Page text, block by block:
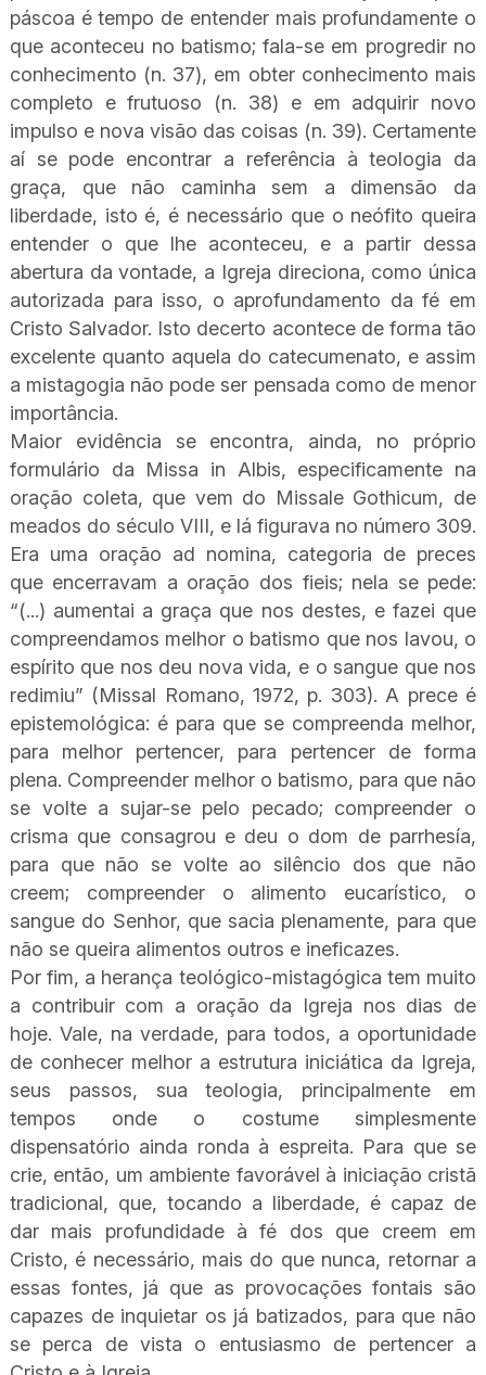
páscoa é tempo de entender mais profundamente o
que aconteceu no batismo; fala-se em progredir no
conhecimento (n. 37), em obter conhecimento mais
completo e frutuoso (n. 38) e em adquirir novo
impulso e nova visão das coisas (n. 39). Certamente
aí se pode encontrar a referência à teologia da
graça, que não caminha sem a dimensão da
liberdade, isto é, é necessário que o neófito queira
entender o que lhe aconteceu, e a partir dessa
abertura da vontade, a Igreja direciona, como única
autorizada para isso, o aprofundamento da fé em
Cristo Salvador. Isto decerto acontece de forma tão
excelente quanto aquela do catecumenato, e assim
a mistagogia não pode ser pensada como de menor
importância.
Maior evidência se encontra, ainda, no próprio
formulário da Missa in Albis, especificamente na
oração coleta, que vem do Missale Gothicum, de
meados do século VIII, e lá figurava no número 309.
Era uma oração ad nomina, categoria de preces
que encerravam a oração dos fieis; nela se pede:
“(...) aumentai a graça que nos destes, e fazei que
compreendamos melhor o batismo que nos lavou, o
espírito que nos deu nova vida, e o sangue que nos
redimiu” (Missal Romano, 1972, p. 303). A prece é
epistemológica: é para que se compreenda melhor,
para melhor pertencer, para pertencer de forma
plena. Compreender melhor o batismo, para que não
se volte a sujar-se pelo pecado; compreender o
crisma que consagrou e deu o dom de parrhesía,
para que não se volte ao silêncio dos que não
creem; compreender o alimento eucarístico, o
sangue do Senhor, que sacia plenamente, para que
não se queira alimentos outros e ineficazes.
Por fim, a herança teológico-mistagógica tem muito
a contribuir com a oração da Igreja nos dias de
hoje. Vale, na verdade, para todos, a oportunidade
de conhecer melhor a estrutura iniciática da Igreja,
seus passos, sua teologia, principalmente em
tempos onde o costume simplesmente
dispensatório ainda ronda à espreita. Para que se
crie, então, um ambiente favorável à iniciação cristã
tradicional, que, tocando a liberdade, é capaz de
dar mais profundidade à fé dos que creem em
Cristo, é necessário, mais do que nunca, retornar a
essas fontes, já que as provocações fontais são
capazes de inquietar os já batizados, para que não
se perca de vista o entusiasmo de pertencer a